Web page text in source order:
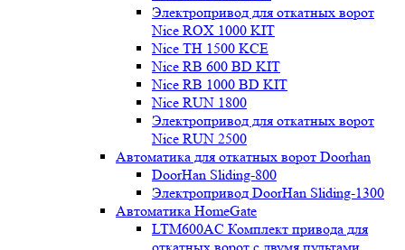
Электропривод для откатных ворот
Nice ROX 1000 KIT
Nice TH 1500 KCE
Nice RB 600 BD KIT
Nice RB 1000 BD KIT
Nice RUN 1800
Электропривод для откатных ворот
Nice RUN 2500
Автоматика для откатных ворот Doorhan
DoorHan Sliding-800
Электропривод DoorHan Sliding-1300
Автоматика HomeGate
LTM600AC Комплект привода для